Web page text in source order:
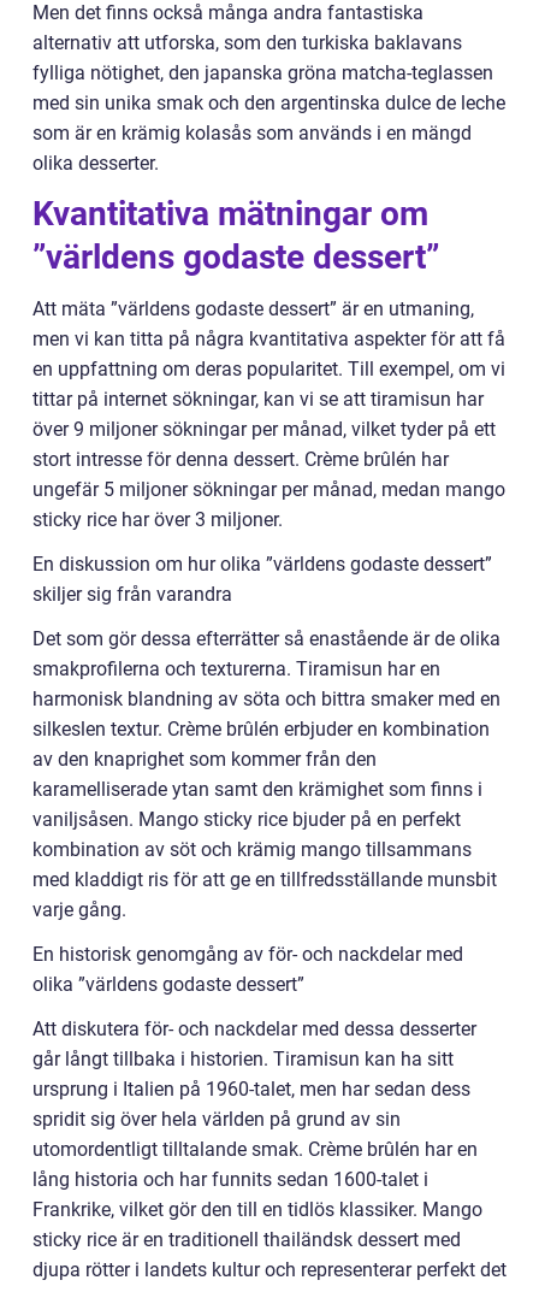
Men det finns också många andra fantastiska
alternativ att utforska, som den turkiska baklavans
fylliga nötighet, den japanska gröna matcha-teglassen
med sin unika smak och den argentinska dulce de leche
som är en krämig kolasås som används i en mängd
olika desserter.
Kvantitativa mätningar om
”världens godaste dessert”
Att mäta ”världens godaste dessert” är en utmaning,
men vi kan titta på några kvantitativa aspekter för att få
en uppfattning om deras popularitet. Till exempel, om vi
tittar på internet sökningar, kan vi se att tiramisun har
över 9 miljoner sökningar per månad, vilket tyder på ett
stort intresse för denna dessert. Crème brûlén har
ungefär 5 miljoner sökningar per månad, medan mango
sticky rice har över 3 miljoner.
En diskussion om hur olika ”världens godaste dessert”
skiljer sig från varandra
Det som gör dessa efterrätter så enastående är de olika
smakprofilerna och texturerna. Tiramisun har en
harmonisk blandning av söta och bittra smaker med en
silkeslen textur. Crème brûlén erbjuder en kombination
av den knaprighet som kommer från den
karamelliserade ytan samt den krämighet som finns i
vaniljsåsen. Mango sticky rice bjuder på en perfekt
kombination av söt och krämig mango tillsammans
med kladdigt ris för att ge en tillfredsställande munsbit
varje gång.
En historisk genomgång av för- och nackdelar med
olika ”världens godaste dessert”
Att diskutera för- och nackdelar med dessa desserter
går långt tillbaka i historien. Tiramisun kan ha sitt
ursprung i Italien på 1960-talet, men har sedan dess
spridit sig över hela världen på grund av sin
utomordentligt tilltalande smak. Crème brûlén har en
lång historia och har funnits sedan 1600-talet i
Frankrike, vilket gör den till en tidlös klassiker. Mango
sticky rice är en traditionell thailändsk dessert med
djupa rötter i landets kultur och representerar perfekt det